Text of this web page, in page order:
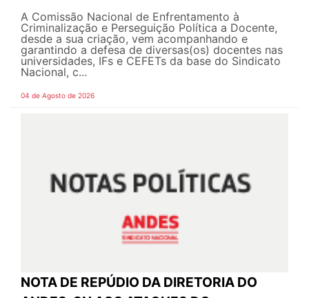
A Comissão Nacional de Enfrentamento à
Criminalização e Perseguição Política a Docente,
desde a sua criação, vem acompanhando e
garantindo a defesa de diversas(os) docentes nas
universidades, IFs e CEFETs da base do Sindicato
Nacional, c...
04 de Agosto de 2026
NOTA DE REPÚDIO DA DIRETORIA DO